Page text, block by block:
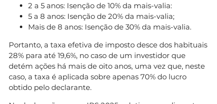
2 a 5 anos: Isenção de 10% da mais-valia:
5 a 8 anos: Isenção de 20% da mais-valia;
Mais de 8 anos: Isenção de 30% da mais-valia.
Portanto, a taxa efetiva de imposto desce dos habituais
28% para até 19,6%, no caso de um investidor que
detém ações há mais de oito anos, uma vez que, neste
caso, a taxa é aplicada sobre apenas 70% do lucro
obtido pelo declarante.